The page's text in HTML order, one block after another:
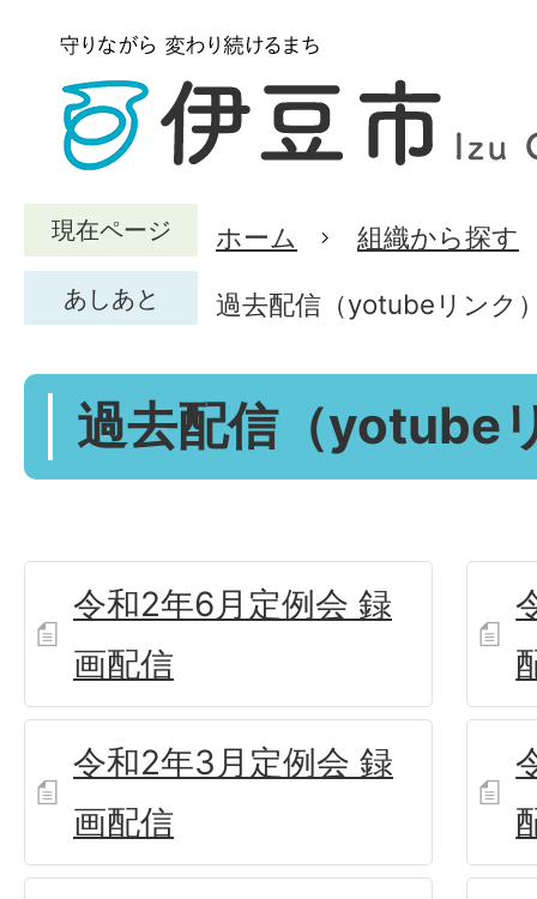
現在ページ ホーム 組織から探す
あしあと 過去配信（yotubeリンク
過去配信（yotube
令和2年6月定例会 録
画配信
令和2年3月定例会 録
画配信